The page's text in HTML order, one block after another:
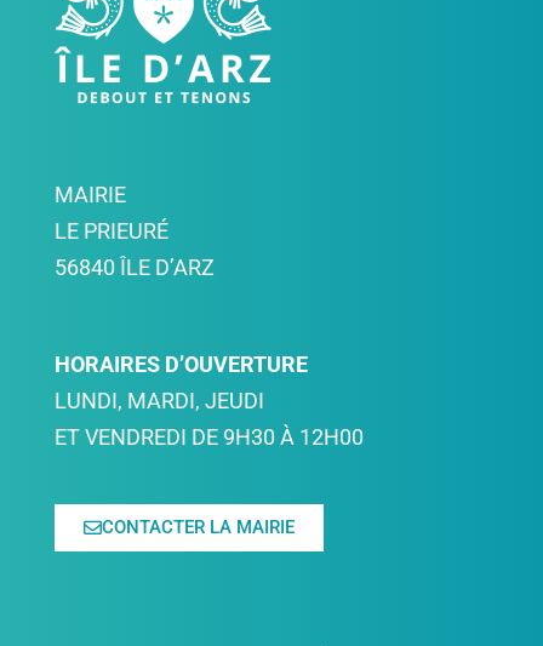
MAIRIE
LE PRIEURÉ
56840 ÎLE D’ARZ
HORAIRES D’OUVERTURE
LUNDI, MARDI, JEUDI
ET VENDREDI DE 9H30 À 12H00
CONTACTER LA MAIRIE